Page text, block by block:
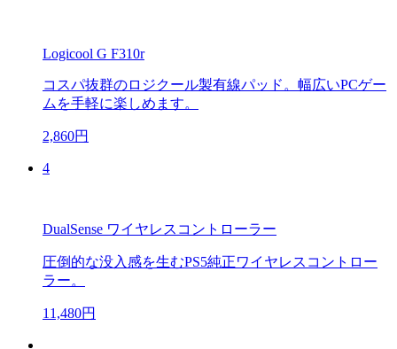
Logicool G F310r
コスパ抜群のロジクール製有線パッド。幅広いPCゲー
ムを手軽に楽しめます。
2,860円
4
DualSense ワイヤレスコントローラー
圧倒的な没入感を生むPS5純正ワイヤレスコントロー
ラー。
11,480円